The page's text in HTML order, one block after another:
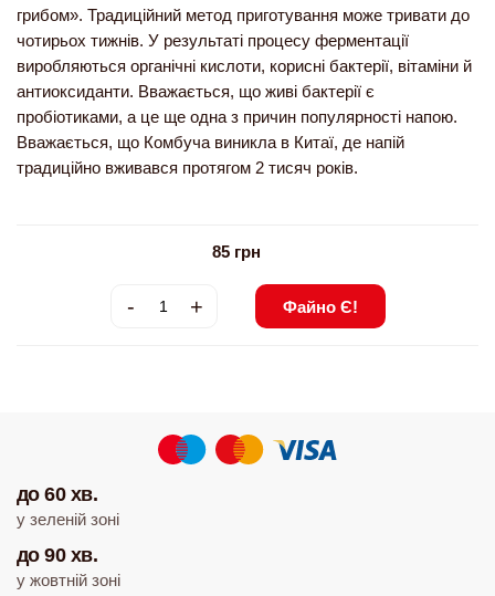
грибом». Традиційний метод приготування може тривати до
чотирьох тижнів. У результаті процесу ферментації
виробляються органічні кислоти, корисні бактерії, вітаміни й
антиоксиданти. Вважається, що живі бактерії є
пробіотиками, а це ще одна з причин популярності напою.
Вважається, що Комбуча виникла в Китаї, де напій
традиційно вживався протягом 2 тисяч років.
85 грн
- + Файно Є!
до 60 хв.
у зеленій зоні
до 90 хв.
у жовтній зоні